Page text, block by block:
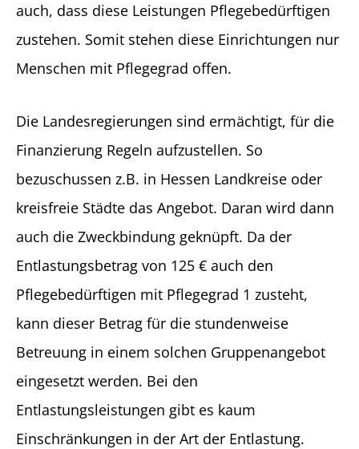
auch, dass diese Leistungen Pflegebedürftigen
zustehen. Somit stehen diese Einrichtungen nur
Menschen mit Pflegegrad offen.
Die Landesregierungen sind ermächtigt, für die
Finanzierung Regeln aufzustellen. So
bezuschussen z.B. in Hessen Landkreise oder
kreisfreie Städte das Angebot. Daran wird dann
auch die Zweckbindung geknüpft. Da der
Entlastungsbetrag von 125 € auch den
Pflegebedürftigen mit Pflegegrad 1 zusteht,
kann dieser Betrag für die stundenweise
Betreuung in einem solchen Gruppenangebot
eingesetzt werden. Bei den
Entlastungsleistungen gibt es kaum
Einschränkungen in der Art der Entlastung.